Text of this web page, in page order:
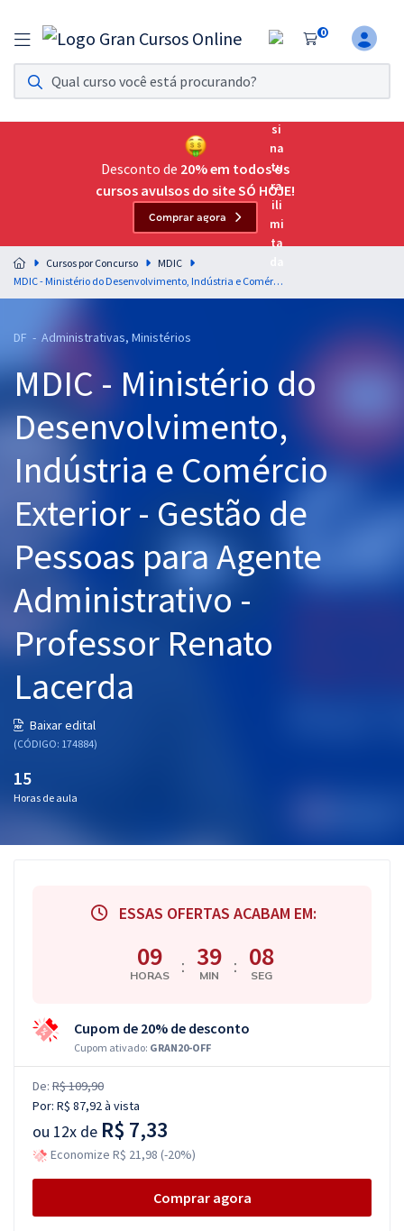
0
Assinatura Ilimitada 11
Acesso a todos os cursos. Teste grátis por 7 dias!
Assinatura OAB Até Passar
Acesso ilimitado a toda preparação para o Exame da
Residências Multiprofissionais
Preparação completa e intensiva para as principais
residências em saúde do Brasil
Cursos 20% OFF
Pós
Graduação
OAB
Questões grátis
Conteúdo gratuito
Aprovados
Atendimento
Desconto de 20% em todos os
cursos avulsos do site SÓ HOJE!
Comprar agora
Cursos por Concurso
MDIC
MDIC - Ministério do Desenvolvimento, Indústria e Comércio Exterior - Gestão de Pessoas para Agente Administrativo - Professor Renato Lacerda
DF - Administrativas, Ministérios
MDIC - Ministério do
Desenvolvimento,
Indústria e Comércio
Exterior - Gestão de
Pessoas para Agente
Administrativo -
Professor Renato
Lacerda
Baixar edital
(CÓDIGO: 174884)
15
Horas de aula
ESSAS OFERTAS ACABAM EM:
09
HORAS : 39
MIN : 07
SEG
Cupom de 20% de desconto
Cupom ativado: GRAN20-OFF
De: R$ 109,90
Por: R$ 87,92à vista
ou 12x de R$ 7,33
Economize R$ 21,98 (-20%)
Comprar agora